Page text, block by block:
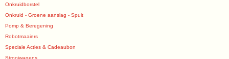
Onkruidborstel
Onkruid - Groene aanslag - Spuit
Pomp & Beregening
Robotmaaiers
Speciale Acties & Cadeaubon
Strooiwagens